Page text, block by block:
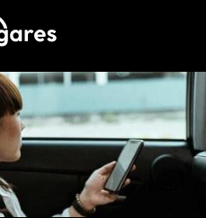
Recherche
Location de voiture
Hôtels
Taxis